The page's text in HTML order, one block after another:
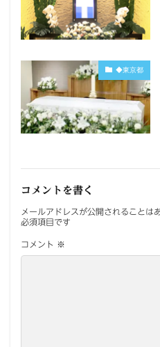
◆東京都
コメントを書く
メールアドレスが公開されることは
必須項目です
コメント ※